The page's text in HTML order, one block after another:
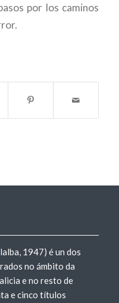
por los caminos
1947) é un dos
no ámbito da
e no resto de
e cinco títulos